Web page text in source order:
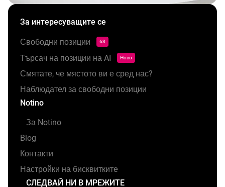
За интересуващите се
Свободни позиции 63
Търсач на позиции на AI Ново
Смятате, че мястото ви е сред нас?
Наблюдател за свободни позиции
Notino
За Notino
Blog
Контакти
Настройки на бисквитките
СЛЕДВАЙ НИ В МРЕЖИТЕ